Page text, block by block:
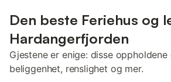
Den beste Feriehus og
Hardangerfjorden
Gjestene er enige: disse
beliggenhet, renslighet og mer.